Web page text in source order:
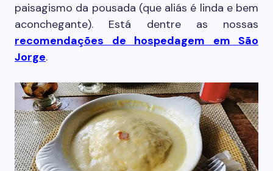
paisagismo da pousada (que aliás é linda e bem
aconchegante). Está dentre as nossas
recomendações de hospedagem em São
Jorge.